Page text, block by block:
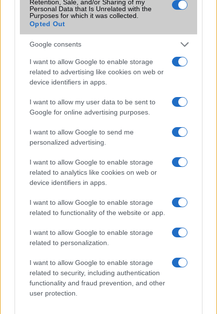
Retention, Sale, and/or Sharing of my
Personal Data that Is Unrelated with the
Purposes for which it was collected.
Opted Out
Google consents
I want to allow Google to enable storage
related to advertising like cookies on web or
device identifiers in apps.
I want to allow my user data to be sent to
Google for online advertising purposes.
I want to allow Google to send me
personalized advertising.
I want to allow Google to enable storage
related to analytics like cookies on web or
device identifiers in apps.
I want to allow Google to enable storage
related to functionality of the website or app.
I want to allow Google to enable storage
related to personalization.
I want to allow Google to enable storage
related to security, including authentication
functionality and fraud prevention, and other
user protection.
SAR
Nincs publikus adat!
N/A = Nincs adat. Legutóbbi frissítés: 2026-07-13 19:00:00
Új és Használt GSM kiemelt ajánlatok
Apple iPhone 16e
195.000 Ft (új)
Apple iPhone Air